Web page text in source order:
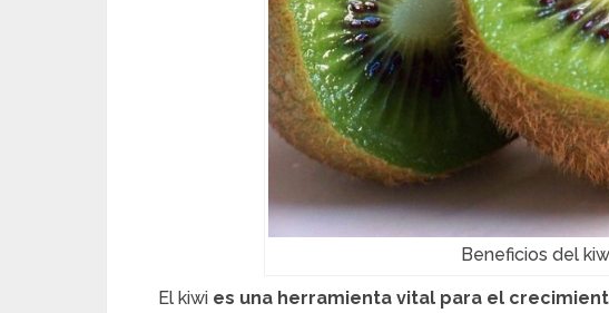
Beneficios del
El kiwi es una herramienta vital para el